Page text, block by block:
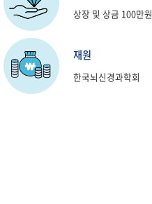
상장 및 상금 100만원
재원
한국뇌신경과학회